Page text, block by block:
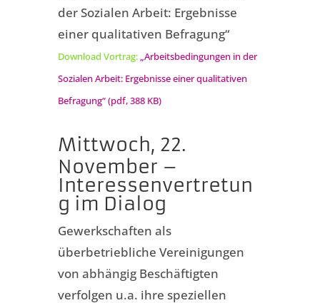
der Sozialen Arbeit: Ergebnisse
einer qualitativen Befragung“
Download Vortrag: „Arbeitsbedingungen in der
Sozialen Arbeit: Ergebnisse einer qualitativen
Befragung“ (pdf, 388 KB)
Mittwoch, 22.
November –
Interessenvertretun
g im Dialog
Gewerkschaften als
überbetriebliche Vereinigungen
von abhängig Beschäftigten
verfolgen u.a. ihre speziellen